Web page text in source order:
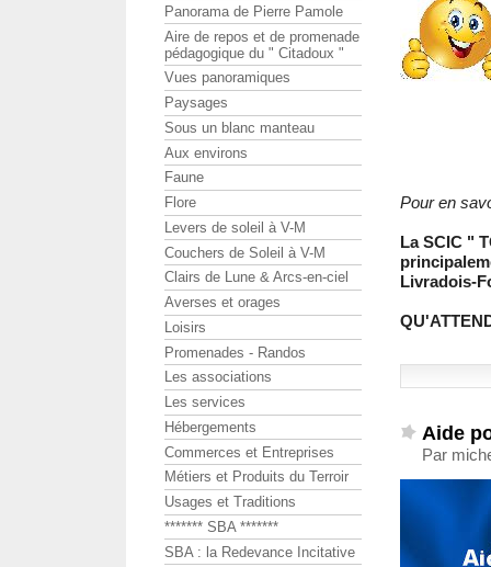
Pour en
La SCIC "
Livradois-
Aide
Par
Panorama de Pierre Pamole
Aire de repos et de promenade
pédagogique du " Citadoux "
Vues panoramiques
Paysages
Sous un blanc manteau
Aux environs
Faune
Flore
Levers de soleil à V-M
Couchers de Soleil à V-M
Clairs de Lune & Arcs-en-ciel
Averses et orages
Loisirs
Promenades - Randos
Les associations
Les services
Hébergements
Commerces et Entreprises
Métiers et Produits du Terroir
Usages et Traditions
******* SBA *******
SBA : la Redevance Incitative